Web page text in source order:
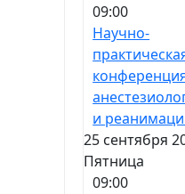
09:00
Научно-
и
25 сентября
Пятница
09:00